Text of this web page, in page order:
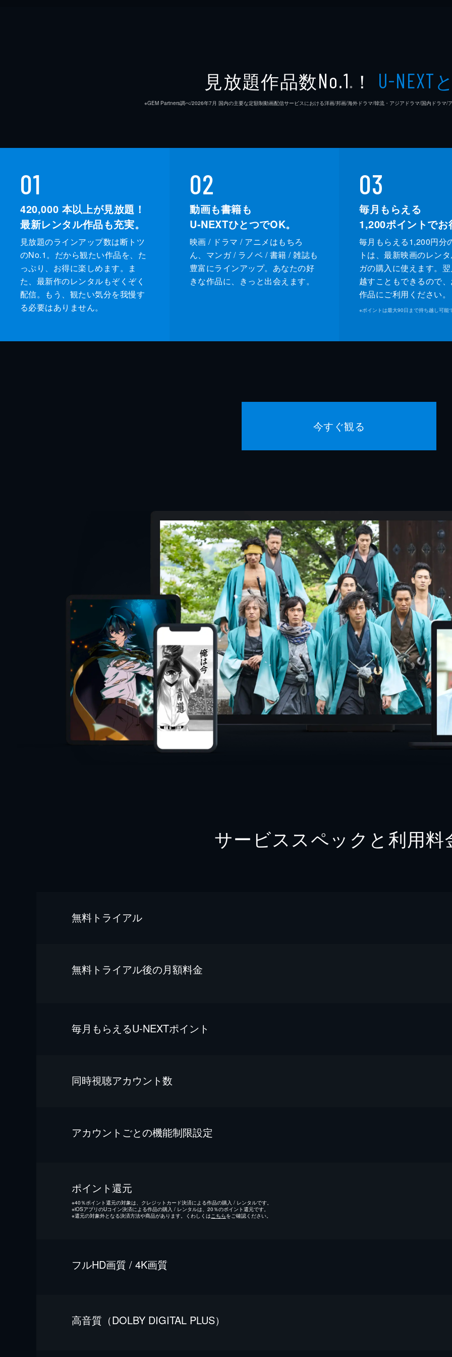
見放題作品数No.1 ※ ！ U-NEXT
※GEM Partners調べ/2026年7⽉ 国内の主要な定額制動画配信サービスにおける洋画/邦画/海外ドラマ/韓流・アジアドラマ/国内ドラマ/
01
420,000 本以上が見放題！
最新レンタル作品も充実。
見放題のラインアップ数は断トツ
のNo.1。だから観たい作品を、た
っぷり、お得に楽しめます。ま
た、最新作のレンタルもぞくぞく
配信。もう、観たい気分を我慢す
る必要はありません。
02
動画も書籍も
U-NEXTひとつでOK。
映画 / ドラマ / アニメはもちろ
ん、マンガ / ラノベ / 書籍 / 雑誌も
豊富にラインアップ。あなたの好
きな作品に、きっと出会えます。
03
毎月もらえる
1,200ポイントでお
毎月もらえる1,200円分
トは、最新映画のレン
ガの購入に使えます。
越すこともできるので
作品にご利用ください。
※ポイントは最大90日まで持ち越し可能
今すぐ観る
サービススペックと利用料
無料トライアル
無料トライアル後の⽉額料金
毎⽉もらえるU-NEXTポイント
同時視聴アカウント数
アカウントごとの機能制限設定
ポイント還元
※40％ポイント還元の対象は、クレジットカード決済による作品の購入 / レンタルです。
※iOSアプリのUコイン決済による作品の購入 / レンタルは、20％のポイント還元です。
※還元の対象外となる決済方法や商品があります。くわしくはこちらをご確認ください。
フルHD画質 / 4K画質
⾼⾳質（DOLBY DIGITAL PLUS）